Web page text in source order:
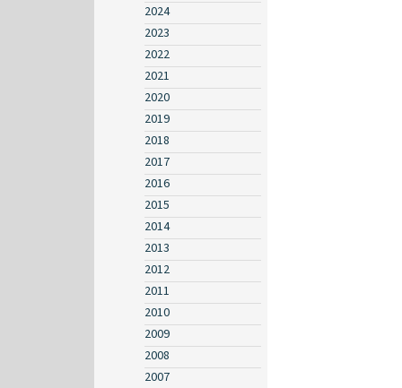
2024
2023
2022
2021
2020
2019
2018
2017
2016
2015
2014
2013
2012
2011
2010
2009
2008
2007